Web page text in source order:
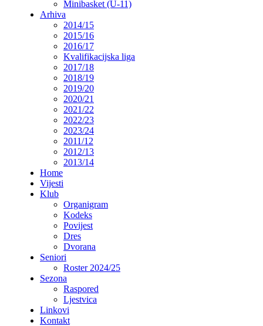
Minibasket (U-11)
Arhiva
2014/15
2015/16
2016/17
Kvalifikacijska liga
2017/18
2018/19
2019/20
2020/21
2021/22
2022/23
2023/24
2011/12
2012/13
2013/14
Home
Vijesti
Klub
Organigram
Kodeks
Povijest
Dres
Dvorana
Seniori
Roster 2024/25
Sezona
Raspored
Ljestvica
Linkovi
Kontakt